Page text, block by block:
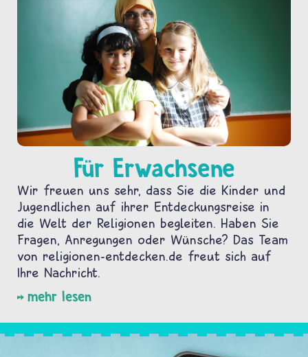
Für Erwachsene
Wir freuen uns sehr, dass Sie die Kinder und
Jugendlichen auf ihrer Entdeckungsreise in
die Welt der Religionen begleiten. Haben Sie
Fragen, Anregungen oder Wünsche? Das Team
von religionen-entdecken.de freut sich auf
Ihre Nachricht.
mehr lesen